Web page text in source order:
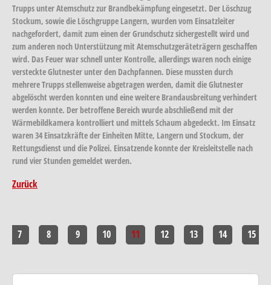
Trupps unter Atemschutz zur Brandbekämpfung eingesetzt. Der Löschzug
Stockum, sowie die Löschgruppe Langern, wurden vom Einsatzleiter
nachgefordert, damit zum einen der Grundschutz sichergestellt wird und
zum anderen noch Unterstützung mit Atemschutzgeräteträgern geschaffen
wird. Das Feuer war schnell unter Kontrolle, allerdings waren noch einige
versteckte Glutnester unter den Dachpfannen. Diese mussten durch
mehrere Trupps stellenweise abgetragen werden, damit die Glutnester
abgelöscht werden konnten und eine weitere Brandausbreitung verhindert
werden konnte. Der betroffene Bereich wurde abschließend mit der
Wärmebildkamera kontrolliert und mittels Schaum abgedeckt. Im Einsatz
waren 34 Einsatzkräfte der Einheiten Mitte, Langern und Stockum, der
Rettungsdienst und die Polizei. Einsatzende konnte der Kreisleitstelle nach
rund vier Stunden gemeldet werden.
Zurück
7 8 9 10 11 12 13 14 15